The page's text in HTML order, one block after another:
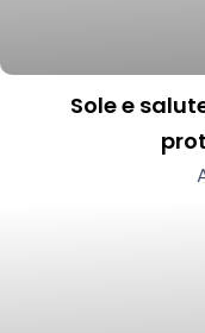
Sole e